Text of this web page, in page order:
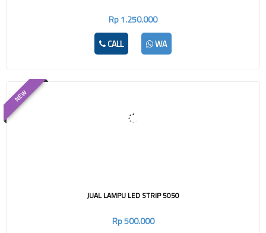
Rp 1.250.000
CALL
WA
NEW
JUAL LAMPU LED STRIP 5050
Rp 500.000